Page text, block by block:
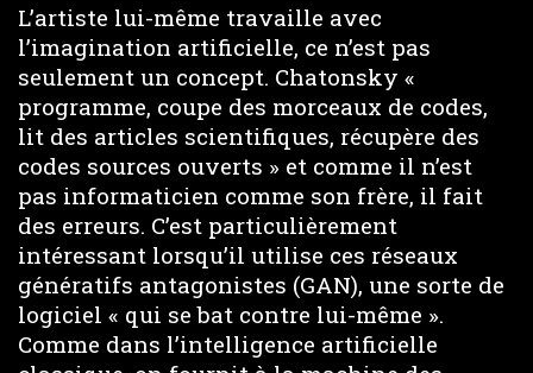
L’artiste lui-même travaille avec
l’imagination artificielle, ce n’est pas
seulement un concept. Chatonsky «
programme, coupe des morceaux de codes,
lit des articles scientifiques, récupère des
codes sources ouverts » et comme il n’est
pas informaticien comme son frère, il fait
des erreurs. C’est particulièrement
intéressant lorsqu’il utilise ces réseaux
génératifs antagonistes (GAN), une sorte de
logiciel « qui se bat contre lui-même ».
Comme dans l’intelligence artificielle